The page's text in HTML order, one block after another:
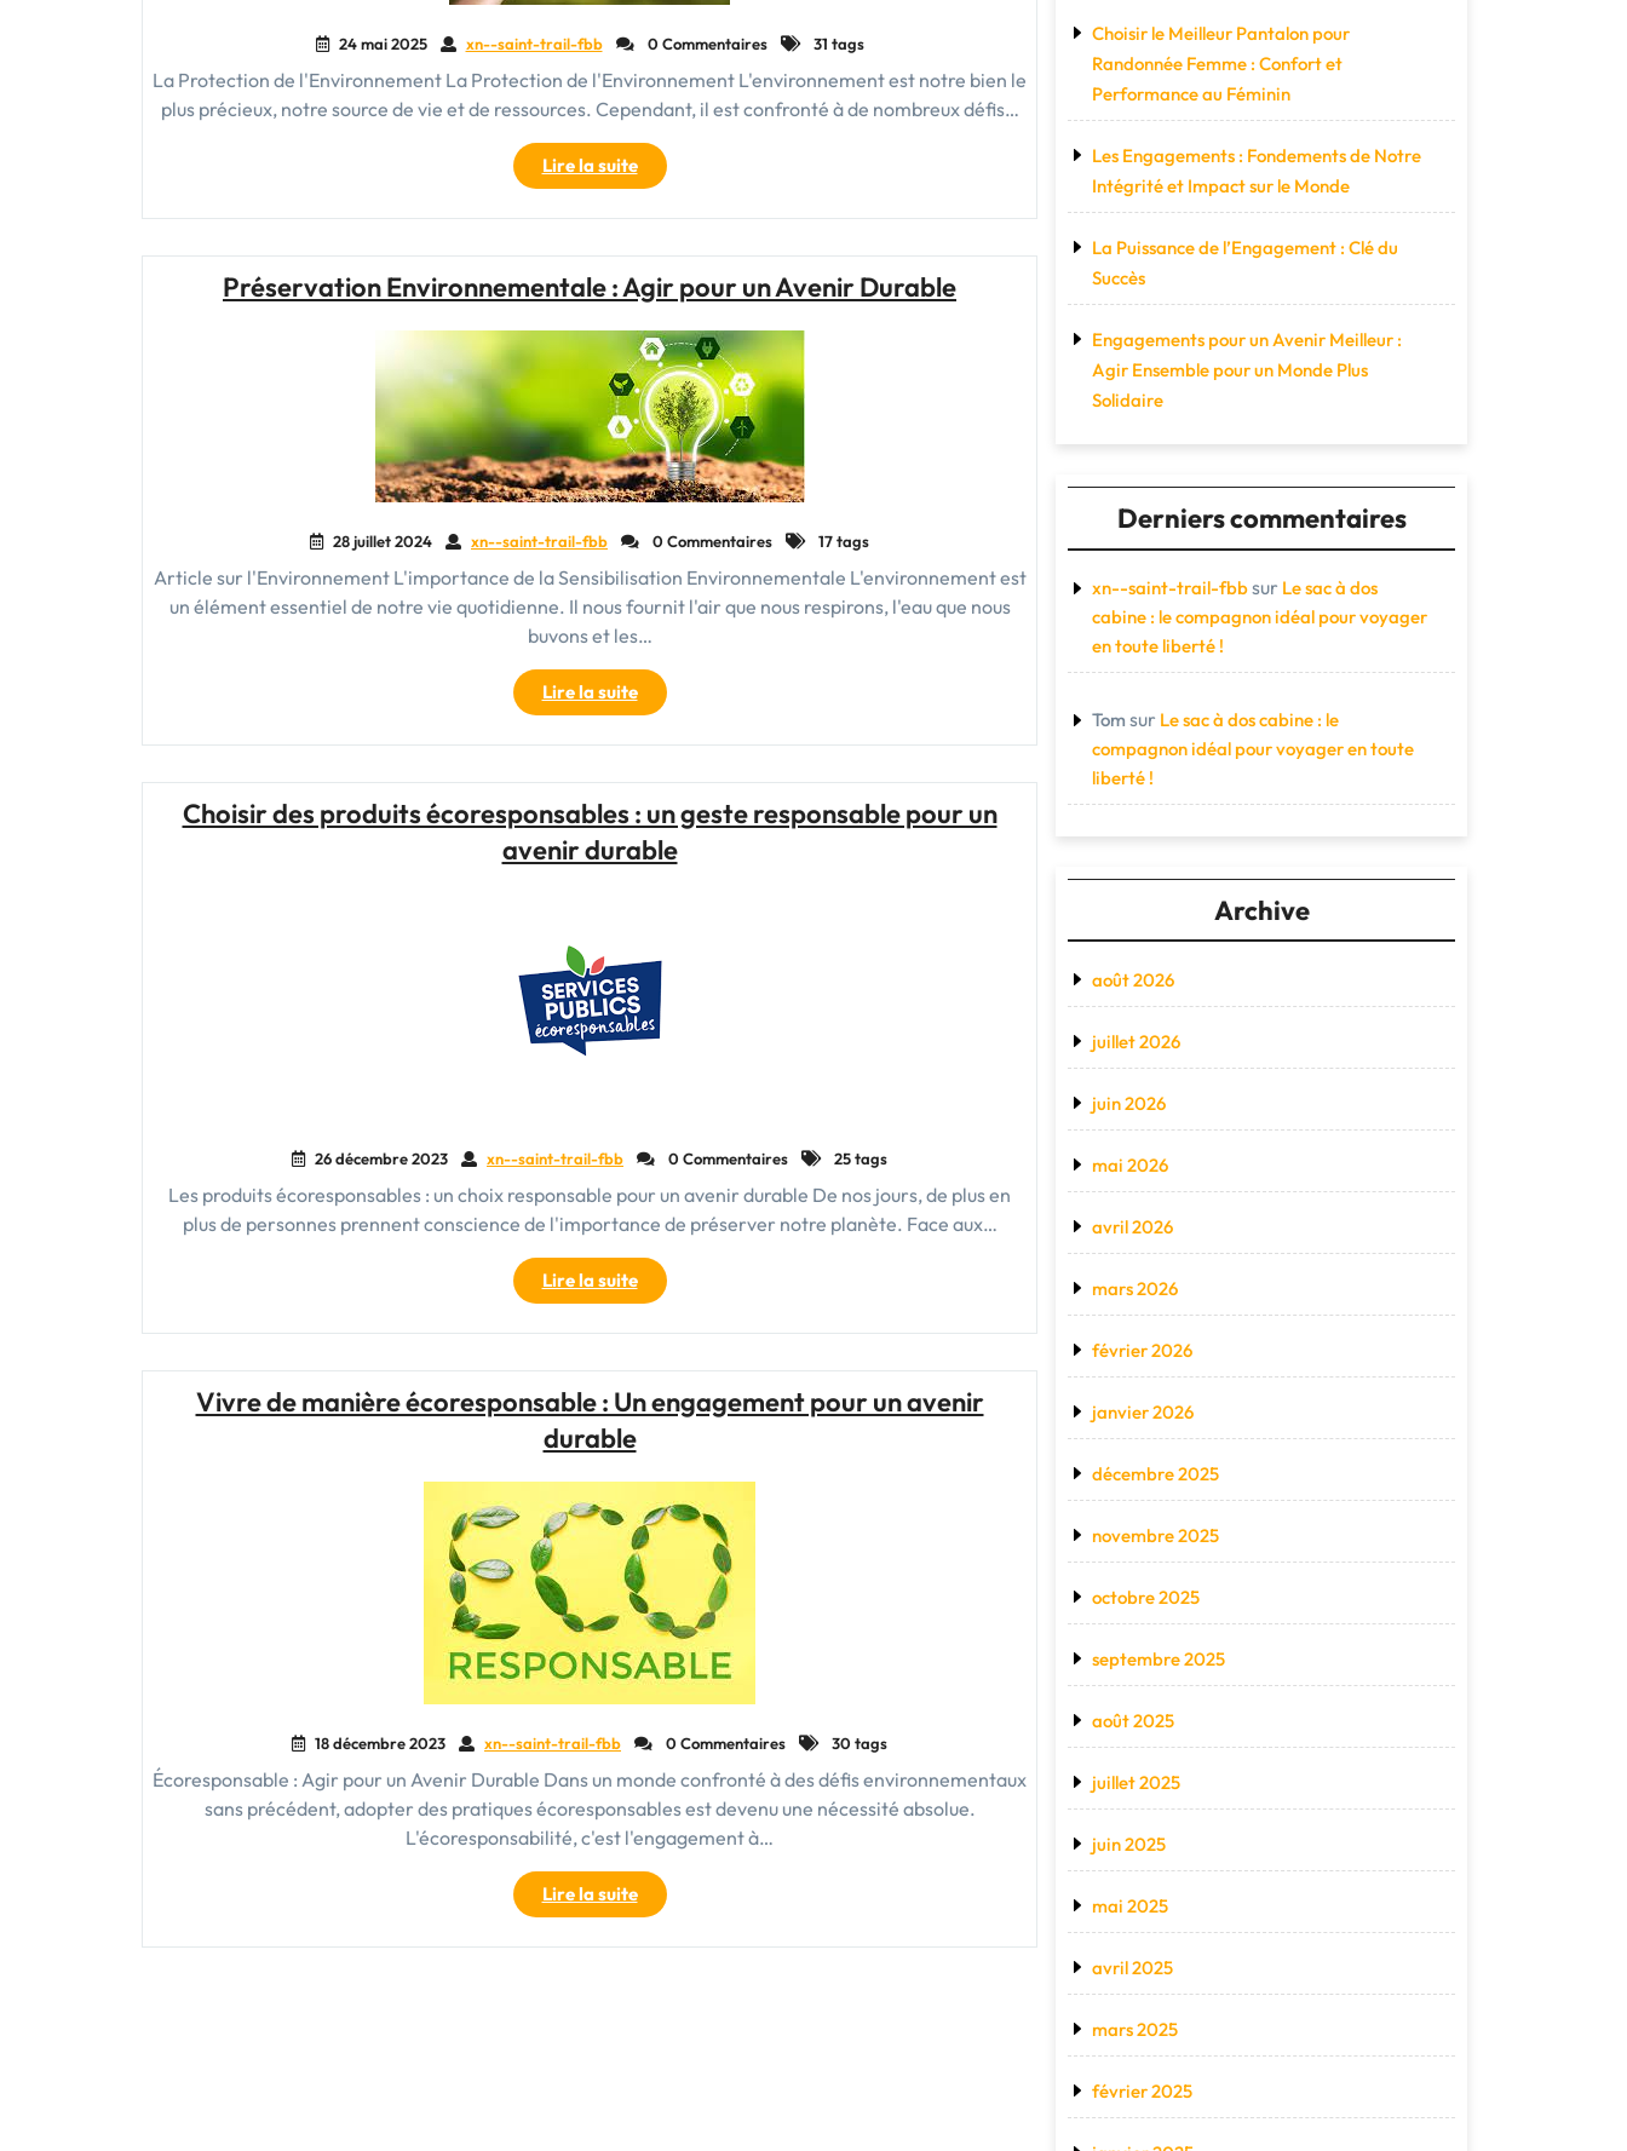
24 mai 2025 xn--saint-trail-fbb 0 Commentaires 31 tags
La Protection de l'Environnement La Protection de l'Environnement L'environnement est notre bien le
plus précieux, notre source de vie et de ressources. Cependant, il est confronté à de nombreux défis…
Lire la suite"Engageons-
nous
pour
de
:
Notre
responsabilité
collective"
Préservation Environnementale : Agir pour un Avenir Durable
28 juillet 2024 xn--saint-trail-fbb 0 Commentaires 17 tags
Article sur l'Environnement L'importance de la Sensibilisation Environnementale L'environnement est
un élément essentiel de notre vie quotidienne. Il nous fournit l'air que nous respirons, l'eau que nous
buvons et les…
Lire la suite"Préservation
Environnementale
:
un
Avenir
Choisir des produits écoresponsables : un geste responsable pour un
avenir durable
26 décembre 2023 xn--saint-trail-fbb 0 Commentaires 25 tags
Les produits écoresponsables : un choix responsable pour un avenir durable De nos jours, de plus en
plus de personnes prennent conscience de l'importance de préserver notre planète. Face aux…
Lire la suite"Choisir
des
produits
un
geste
un
avenir
durable"
Vivre de manière écoresponsable : Un engagement pour un avenir
durable
18 décembre 2023 xn--saint-trail-fbb 0 Commentaires 30 tags
Écoresponsable : Agir pour un Avenir Durable Dans un monde confronté à des défis environnementaux
sans précédent, adopter des pratiques écoresponsables est devenu une nécessité absolue.
L'écoresponsabilité, c'est l'engagement à…
Lire la suite"Vivre
de
manière
Choisir le Meilleur Pantalon pour
Randonnée Femme : Confort et
Performance au Féminin
Les Engagements : Fondements de Notre
Intégrité et Impact sur le Monde
La Puissance de l’Engagement : Clé du
Succès
Engagements pour un Avenir Meilleur :
Agir Ensemble pour un Monde Plus
Solidaire
Derniers commentaires
xn--saint-trail-fbbsur Le sac à dos
cabine : le compagnon idéal pour voyager
en toute liberté !
Tom sur Le sac à dos cabine : le
compagnon idéal pour voyager en toute
liberté !
Archive
août 2026
juillet 2026
juin 2026
mai 2026
avril 2026
mars 2026
février 2026
janvier 2026
décembre 2025
novembre 2025
octobre 2025
septembre 2025
août 2025
juillet 2025
juin 2025
mai 2025
avril 2025
mars 2025
février 2025